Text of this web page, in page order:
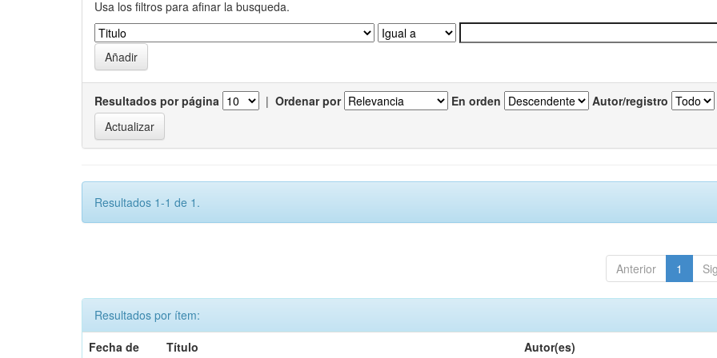
Usa los filtros para afinar la busqueda.
Resultados por página | Ordenar por En orden Autor/registro
Resultados 1-1 de 1.
Anterior 1
Resultados por ítem:
Fecha de
Título Autor(es)